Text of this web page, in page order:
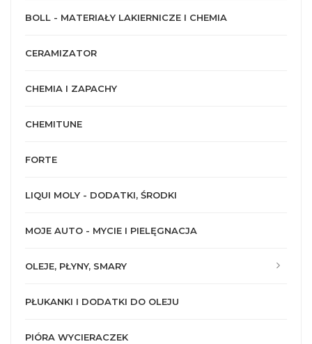
BOLL - MATERIAŁY LAKIERNICZE I CHEMIA
CERAMIZATOR
CHEMIA I ZAPACHY
CHEMITUNE
FORTE
LIQUI MOLY - DODATKI, ŚRODKI
MOJE AUTO - MYCIE I PIELĘGNACJA
OLEJE, PŁYNY, SMARY
PŁUKANKI I DODATKI DO OLEJU
PIÓRA WYCIERACZEK